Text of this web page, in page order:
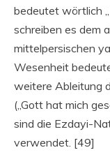
bedeutet wörtlich
schreiben es dem
mittelpersischen
Wesenheit
weitere Ableitung
(„Gott hat mich
sind die Ezdayi-
verwendet. [49]